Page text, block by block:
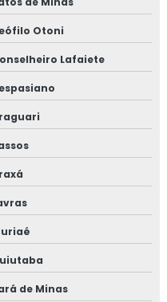
industrial
de armazenagem
Otoni
Lafaiete
de Minas